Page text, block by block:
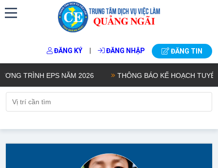
ĐĂNG KÝ | ĐĂNG NHẬP ĐĂNG TIN
TRÌNH EPS NĂM 2026 THÔNG BÁO KẾ HOẠCH TUYỂN